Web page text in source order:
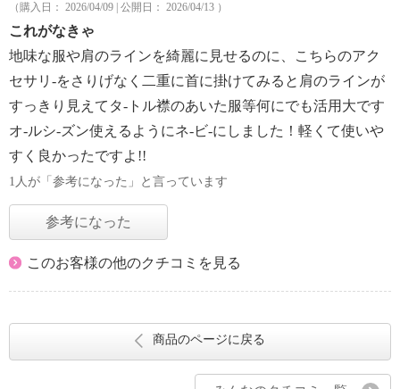
（購入日： 2026/04/09 | 公開日： 2026/04/13 ）
これがなきゃ
地味な服や肩のラインを綺麗に見せるのに、こちらのアク
セサリ-をさりげなく二重に首に掛けてみると肩のラインが
すっきり見えてタ-トル襟のあいた服等何にでも活用大です
オ-ルシ-ズン使えるようにネ-ビ-にしました！軽くて使いや
すく良かったですよ!!
1人が「参考になった」と言っています
参考になった
このお客様の他のクチコミを見る
商品のページに戻る